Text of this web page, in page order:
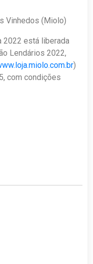
(Miolo)
2022 está liberada
Lendários 2022,
)
com condições